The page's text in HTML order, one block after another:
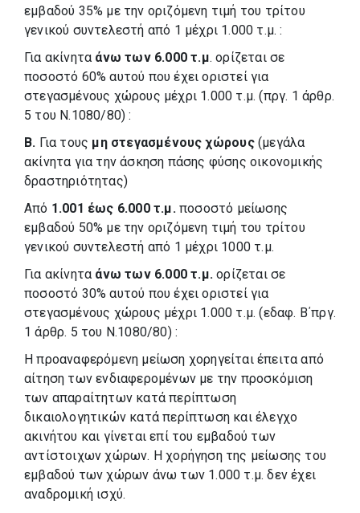
εμβαδού 35% με την οριζόμενη τιμή του τρίτου
γενικού συντελεστή από 1 μέχρι 1.000 τ.μ. :
Για ακίνητα άνω των 6.000 τ.μ. ορίζεται σε
ποσοστό 60% αυτού που έχει οριστεί για
στεγασμένους χώρους μέχρι 1.000 τ.μ. (πργ. 1 άρθρ.
5 του Ν.1080/80) :
Β. Για τους μη στεγασμένους χώρους(μεγάλα
ακίνητα για την άσκηση πάσης φύσης οικονομικής
δραστηριότητας)
Από 1.001 έως 6.000 τ.μ.ποσοστό μείωσης
εμβαδού 50% με την οριζόμενη τιμή του τρίτου
γενικού συντελεστή από 1 μέχρι 1000 τ.μ.
Για ακίνητα άνω των 6.000 τ.μ. ορίζεται σε
ποσοστό 30% αυτού που έχει οριστεί για
στεγασμένους χώρους μέχρι 1.000 τ.μ. (εδαφ. Β΄πργ.
1 άρθρ. 5 του Ν.1080/80) :
Η προαναφερόμενη μείωση χορηγείται έπειτα από
αίτηση των ενδιαφερομένων με την προσκόμιση
των απαραίτητων κατά περίπτωση
δικαιολογητικών κατά περίπτωση και έλεγχο
ακινήτου και γίνεται επί του εμβαδού των
αντίστοιχων χώρων. Η χορήγηση της μείωσης του
εμβαδού των χώρων άνω των 1.000 τ.μ. δεν έχει
αναδρομική ισχύ.